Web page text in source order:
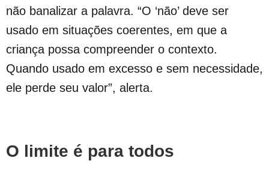
não banalizar a palavra. “O ‘não’ deve ser
usado em situações coerentes, em que a
criança possa compreender o contexto.
Quando usado em excesso e sem necessidade,
ele perde seu valor”, alerta.
O limite é para todos